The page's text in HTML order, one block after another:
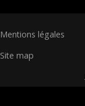
Mentions légales
Site map